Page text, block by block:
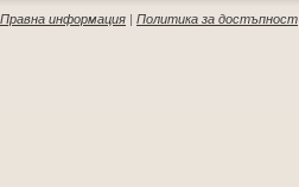
Правна информация | Политика за достъпност